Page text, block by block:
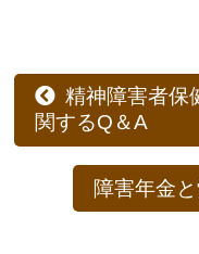
精神障害者保
関するQ＆A
障害年金